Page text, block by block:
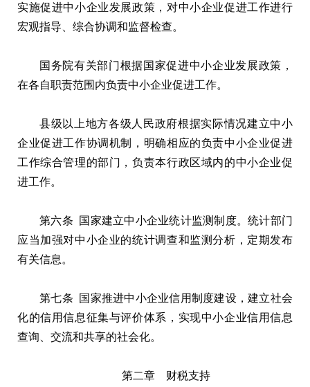
实施促进中小企业发展政策，对中小企业促进工作进行
宏观指导、综合协调和监督检查。
国务院有关部门根据国家促进中小企业发展政策，
在各自职责范围内负责中小企业促进工作。
县级以上地方各级人民政府根据实际情况建立中小
企业促进工作协调机制，明确相应的负责中小企业促进
工作综合管理的部门，负责本行政区域内的中小企业促
进工作。
第六条 国家建立中小企业统计监测制度。统计部门
应当加强对中小企业的统计调查和监测分析，定期发布
有关信息。
第七条 国家推进中小企业信用制度建设，建立社会
化的信用信息征集与评价体系，实现中小企业信用信息
查询、交流和共享的社会化。
第二章 财税支持